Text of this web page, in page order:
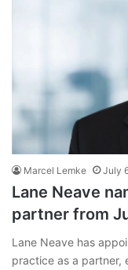
Marcel Lemke July
Lane Neave
partner from
Lane Neave has
practice as a